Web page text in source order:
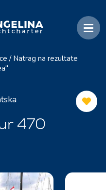
/ Natrag na rezultate
470